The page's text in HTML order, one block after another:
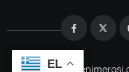
@2026 e-
EL